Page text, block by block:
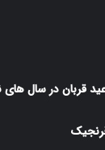
قربان در سال های